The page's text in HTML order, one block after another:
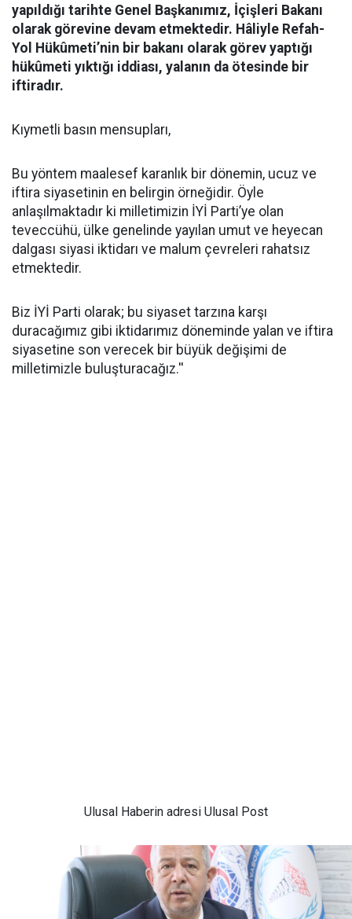
yapıldığı tarihte Genel Başkanımız, İçişleri Bakanı
olarak görevine devam etmektedir. Hâliyle Refah-
Yol Hükûmeti’nin bir bakanı olarak görev yaptığı
hükûmeti yıktığı iddiası, yalanın da ötesinde bir
iftiradır.
Kıymetli basın mensupları,
Bu yöntem maalesef karanlık bir dönemin, ucuz ve
iftira siyasetinin en belirgin örneğidir. Öyle
anlaşılmaktadır ki milletimizin İYİ Parti’ye olan
teveccühü, ülke genelinde yayılan umut ve heyecan
dalgası siyasi iktidarı ve malum çevreleri rahatsız
etmektedir.
Biz İYİ Parti olarak; bu siyaset tarzına karşı
duracağımız gibi iktidarımız döneminde yalan ve iftira
siyasetine son verecek bir büyük değişimi de
milletimizle buluşturacağız.''
Ulusal Haberin adresi Ulusal Post